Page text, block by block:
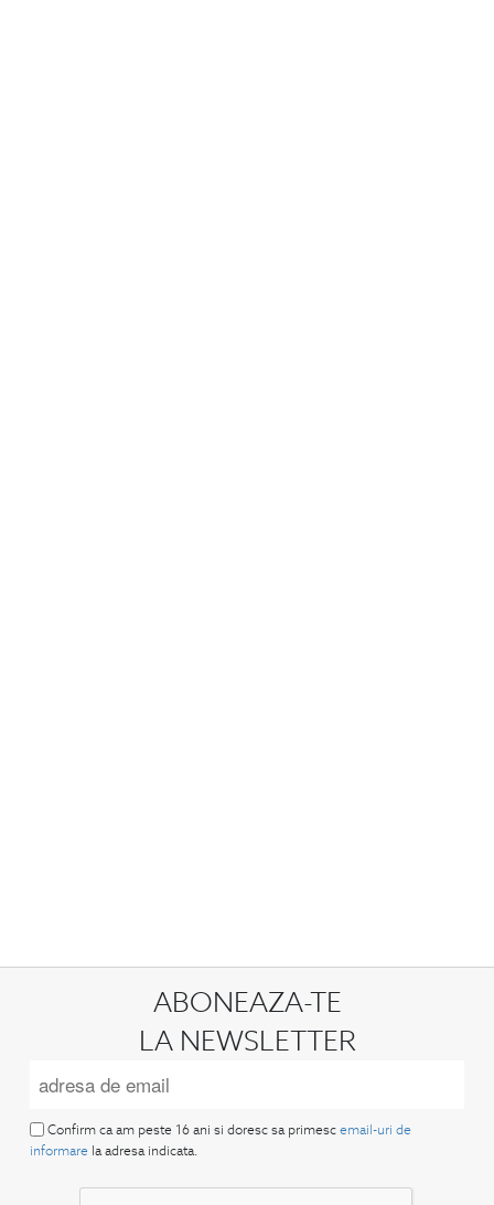
ABONEAZA-TE
LA NEWSLETTER
Confirm ca am peste 16 ani si doresc sa primesc email-uri de
informare la adresa indicata.